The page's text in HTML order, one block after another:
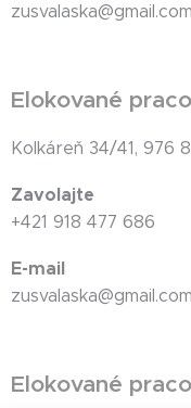
zusvalaska@gmail.com
Elokované
Kolkáreň 34/41, 976
Zavolajte
+421 918 477 686
E-mail
zusvalaska@gmail.com
Elokované